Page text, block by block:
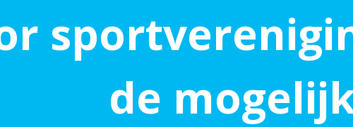
de